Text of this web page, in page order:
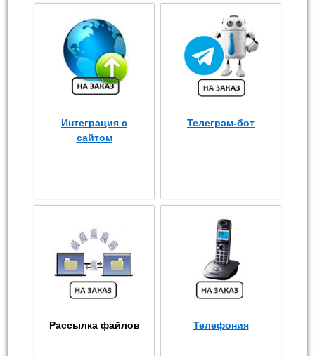
Интеграция с
сайтом
Телеграм-бот
Рассылка файлов Телефония